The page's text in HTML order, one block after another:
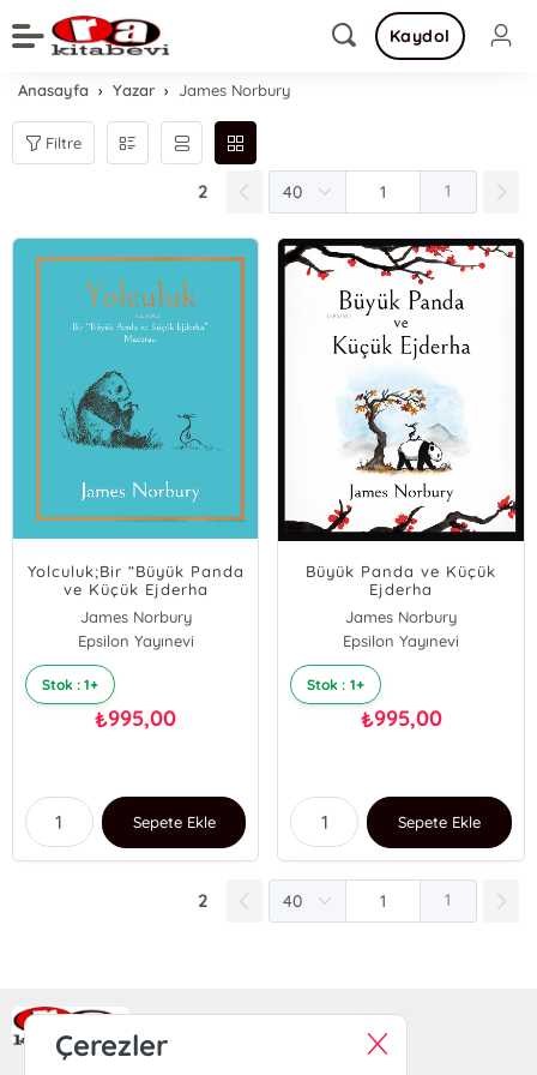
Kaydol
Anasayfa Yazar James Norbury
Filtre
2 1
Yolculuk;Bir “Büyük Panda
ve Küçük Ejderha
Macerası”
James Norbury
Epsilon Yayınevi
Stok : 1+
₺995,00
Sepete Ekle
Büyük Panda ve Küçük
Ejderha
James Norbury
Epsilon Yayınevi
Stok : 1+
₺995,00
Sepete Ekle
2 1
Ra Yayın Kitabevi
Çerezler